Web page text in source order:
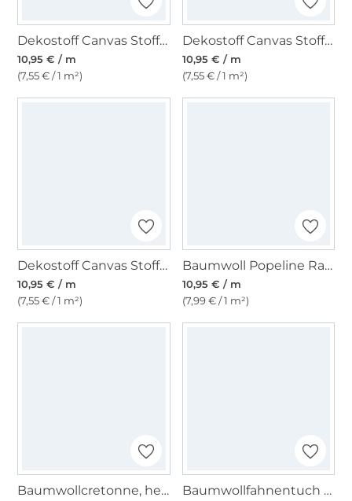
Dekostoff Canvas Stoff uni, apfelgrün
10,95 € / m
(7,55 € / 1 m²)
Dekostoff Canvas Stoff uni, dunkelbeige
10,95 € / m
(7,55 € / 1 m²)
Dekostoff Canvas Stoff uni, mittelgrün
10,95 € / m
(7,55 € / 1 m²)
Baumwoll Popeline Ranken 2, sonnengelb
10,95 € / m
(7,99 € / 1 m²)
Baumwollcretonne, hellrosa Baumwollfahnentuch schlamm, hell